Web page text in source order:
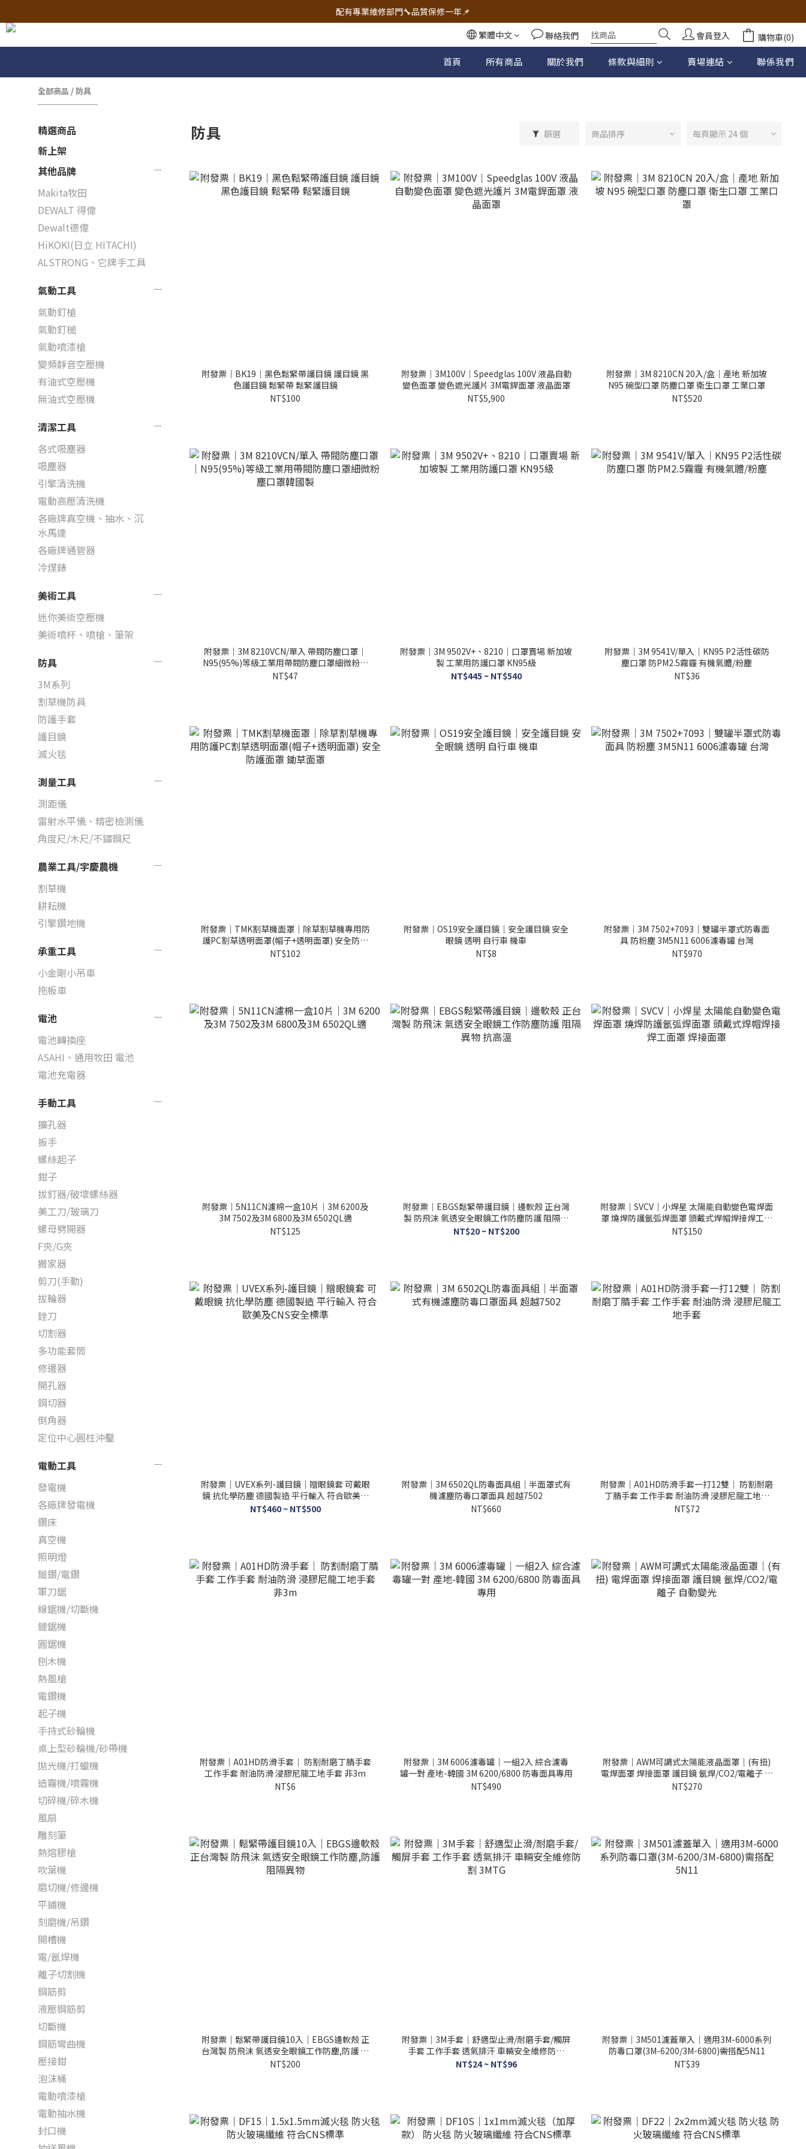
🔧電動工具&五金唯一首選 宇慶五金網拍🔧
配有專業維修部門🔧品質保修一年📌
🔧電動工具&五金唯一首選 宇慶五金網拍🔧繁體中文 聯絡我們 會員登入 購物車(0)
首頁 所有商品 關於我們 條款與細則 賣場連結 聯係我們
全部商品 / 防具
精選商品
新上架
其他品牌
Makita牧田
DEWALT 得偉
Dewalt德偉
HiKOKI(日立 HITACHI)
ALSTRONG、它牌手工具
氣動工具
氣動釘槍
氣動釘槌
氣動噴漆槍
變頻靜音空壓機
有油式空壓機
無油式空壓機
清潔工具
各式吸塵器
吸塵器
引擎清洗機
電動高壓清洗機
各廠牌真空機、抽水、沉
水馬達
各廠牌通管器
冷煤錶
美術工具
迷你美術空壓機
美術噴杯、噴槍、筆架
防具
3M系列
割草機防具
防護手套
護目鏡
滅火毯
測量工具
測距儀
雷射水平儀、精密檢測儀
角度尺/木尺/不鏽鋼尺
農業工具/宇慶農機
割草機
耕耘機
引擎鑽地機
承重工具
小金剛小吊車
拖板車
電池
電池轉換座
ASAHI、通用牧田 電池
電池充電器
手動工具
擴孔器
扳手
螺絲起子
鉗子
拔釘器/破壞螺絲器
美工刀/玻璃刀
螺母劈開器
F夾/G夾
搬家器
剪刀(手動)
拔輪器
銼刀
切割器
多功能套筒
修邊器
開孔器
鋼切器
倒角器
定位中心圓柱沖鑿
電動工具
發電機
各廠牌發電機
鑽床
真空機
照明燈
鎚鑽/電鑽
軍刀鋸
線鋸機/切斷機
鏈鋸機
圓鋸機
刨木機
熱風槍
電鑽機
起子機
手持式砂輪機
桌上型砂輪機/砂帶機
拋光機/打蠟機
造霧機/噴霧機
切碎機/碎木機
風扇
雕刻筆
熱熔膠槍
吹葉機
磨切機/修邊機
平鋪機
刻磨機/吊鑽
開槽機
電/氬焊機
離子切割機
鋼筋剪
液壓鋼筋剪
切斷機
鋼筋彎曲機
壓接鉗
泡沫桶
電動噴漆槍
電動抽水機
封口機
防具 篩選 商品排序 每頁顯示 24 個
附發票｜BK19｜黑色鬆緊帶護目鏡 護目鏡 黑
色護目鏡 鬆緊帶 鬆緊護目鏡
NT$100
附發票｜3M100V｜Speedglas 100V 液晶自動
變色面罩 變色遮光護片 3M電銲面罩 液晶面罩
NT$5,900
附發票｜3M 8210CN 20入/盒｜產地 新加坡
N95 碗型口罩 防塵口罩 衛生口罩 工業口罩
NT$520
附發票｜3M 8210VCN/單入 帶閥防塵口罩｜
N95(95%)等級工業用帶閥防塵口罩細微粉塵
口罩韓國製
NT$47
附發票｜3M 9502V+、8210｜口罩賣場 新加坡
製 工業用防護口罩 KN95級
NT$445 ~ NT$540
附發票｜3M 9541V/單入｜KN95 P2活性碳防
塵口罩 防PM2.5霧霾 有機氣體/粉塵
NT$36
附發票｜TMK割草機面罩｜除草割草機專用防
護PC割草透明面罩(帽子+透明面罩) 安全防護
面罩 鋤草面罩
NT$102
附發票｜OS19安全護目鏡｜安全護目鏡 安全
眼鏡 透明 自行車 機車
NT$8
附發票｜3M 7502+7093｜雙罐半罩式防毒面
具 防粉塵 3M5N11 6006濾毒罐 台灣
NT$970
附發票｜5N11CN濾棉一盒10片｜3M 6200及
3M 7502及3M 6800及3M 6502QL適
NT$125
附發票｜EBGS鬆緊帶護目鏡｜邊軟殼 正台灣
製 防飛沫 氣透安全眼鏡工作防塵防護 阻隔異
物 抗高溫
NT$20 ~ NT$200
附發票｜SVCV｜小焊星 太陽能自動變色電焊面
罩 燒焊防護氬弧焊面罩 頭戴式焊帽焊接焊工面
罩 焊接面罩
NT$150
附發票｜UVEX系列-護目鏡｜贈眼鏡套 可戴眼
鏡 抗化學防塵 德國製造 平行輸入 符合歐美及
CNS安全標準
NT$460 ~ NT$500
附發票｜3M 6502QL防毒面具組｜半面罩式有
機濾塵防毒口罩面具 超越7502
NT$660
附發票｜A01HD防滑手套一打12雙｜ 防割耐磨
丁腈手套 工作手套 耐油防滑 浸膠尼龍工地手
套
NT$72
附發票｜A01HD防滑手套｜ 防割耐磨丁腈手套
工作手套 耐油防滑 浸膠尼龍工地手套 非3m
NT$6
附發票｜3M 6006濾毒罐｜一組2入 綜合濾毒
罐一對 產地-韓國 3M 6200/6800 防毒面具專用
NT$490
附發票｜AWM可調式太陽能液晶面罩｜(有扭)
電焊面罩 焊接面罩 護目鏡 氬焊/CO2/電離子 自
動變光
NT$270
附發票｜鬆緊帶護目鏡10入｜EBGS邊軟殼 正
台灣製 防飛沫 氣透安全眼鏡工作防塵,防護 阻
隔異物
NT$200
附發票｜3M手套｜舒適型止滑/耐磨手套/觸屏
手套 工作手套 透氣排汗 車輛安全維修防割
3MTG
NT$24 ~ NT$96
附發票｜3M501濾蓋單入｜適用3M-6000系列
防毒口罩(3M-6200/3M-6800)需搭配5N11
NT$39